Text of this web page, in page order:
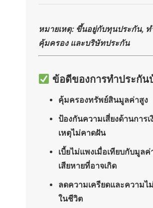
หมายเหตุ: ขึ้นอยู่กับทุนประกัน, ท
คุ้มครอง และบริษัทประกัน
ข้อดีของการทำประกัน
คุ้มครองทรัพย์สินมูลค่าสูง
ป้องกันความเสี่ยงด้านการเ
เหตุไม่คาดฝัน
เบี้ยไม่แพงเมื่อเทียบกับมูล
เสียหายที่อาจเกิด
ลดความเครียดและความ
ในชีวิต